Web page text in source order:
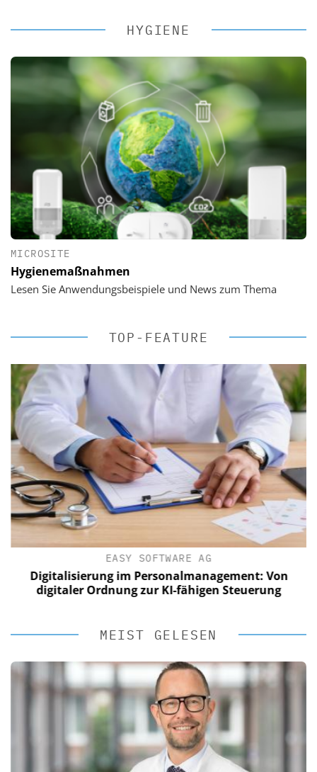
HYGIENE
MICROSITE
Hygienemaßnahmen
Lesen Sie Anwendungsbeispiele und News zum Thema
TOP-FEATURE
EASY SOFTWARE AG
Digitalisierung im Personalmanagement: Von
digitaler Ordnung zur KI-fähigen Steuerung
MEIST GELESEN